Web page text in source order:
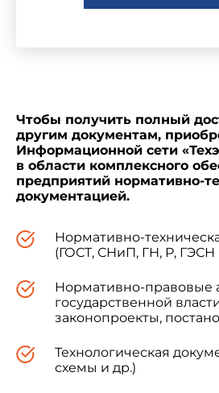
Республика Беларусь
Республика Казахстан
Республика Молдова
Российская Федерация
Республика Таджикистан
Чтобы получить полный
другим документам,
Информационной сети
в области комплексного
предприятий нормативно-
документацией.
Нормативно-
(ГОСТ, СНиП, ГН, Р, ГЭСН
Нормативно-правовые
государственной
законопроекты,
Технологическая
схемы и др.)